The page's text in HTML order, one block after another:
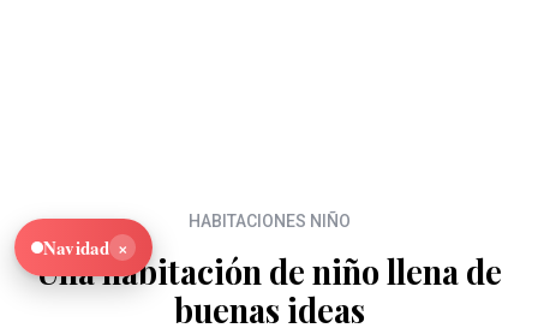
HABITACIONES NIÑO
Una habitación de niño llena de
buenas ideas
Navidad ×